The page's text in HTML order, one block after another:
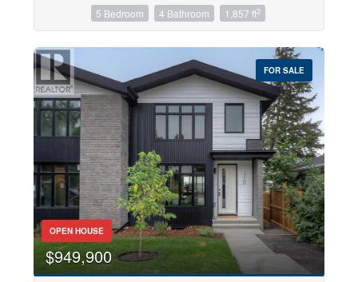
5 Bedroom 4 Bathroom 1,857 ft2
FOR SALE
OPEN HOUSE
$949,900